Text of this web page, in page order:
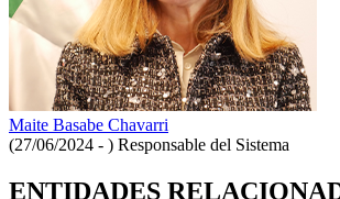
Maite Basabe Chavarri
(27/06/2024 - ) Responsable del Sistema
ENTIDADES